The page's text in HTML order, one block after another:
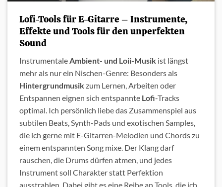
Lofi-Tools für E-Gitarre – Instrumente,
Effekte und Tools für den unperfekten
Sound
InstrumentaleAmbient- und Loii-Musik ist längst
mehr als nur ein Nischen-Genre: Besonders als
Hintergrundmusikzum Lernen, Arbeiten oder
Entspannen eignen sich entspannte Lofi-Tracks
optimal. Ich persönlich liebe das Zusammenspiel aus
subtilen Beats, Synth-Pads und exotischen Samples,
die ich gerne mit E-Gitarren-Melodien und Chords zu
einem entspannten Song mixe. Der Klang darf
rauschen, die Drums dürfen atmen, und jedes
Instrument soll Charakter statt Perfektion
ausstrahlen. Dabei gibt es eine Reihe an Tools, die ich